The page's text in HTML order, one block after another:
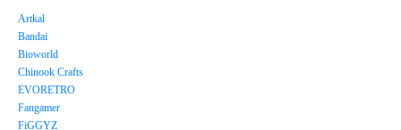
Artkal
Bandai
Bioworld
Chinook Crafts
EVORETRO
Fangamer
FiGGYZ